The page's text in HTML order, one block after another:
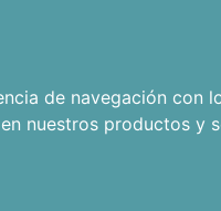
de navegación con
nuestros productos y